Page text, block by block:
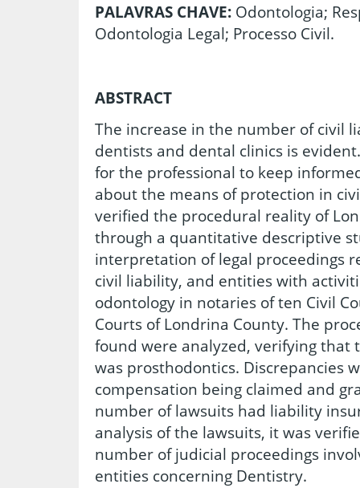
PALAVRAS CHAVE: Odontologia;
Odontologia Legal; Processo Civil.
ABSTRACT
The increase in the number of civil
dentists and dental clinics is
for the professional to keep
about the means of protection in
verified the procedural reality of
through a quantitative descriptive
interpretation of legal proceedings
civil liability, and entities with
odontology in notaries of ten Civil
Courts of Londrina County. The
found were analyzed, verifying that
was prosthodontics. Discrepancies
compensation being claimed and
number of lawsuits had liability
analysis of the lawsuits, it was
number of judicial proceedings
entities concerning Dentistry.